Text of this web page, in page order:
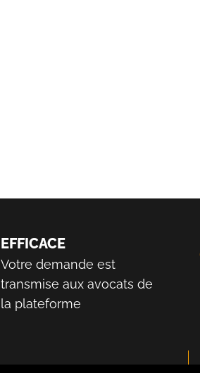
EFFICACE
Votre demande est
transmise aux avocats de
la plateforme